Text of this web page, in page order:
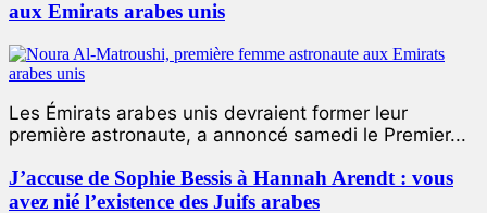
aux Emirats arabes unis
Les Émirats arabes unis devraient former leur
première astronaute, a annoncé samedi le Premier...
J’accuse de Sophie Bessis à Hannah Arendt : vous
avez nié l’existence des Juifs arabes